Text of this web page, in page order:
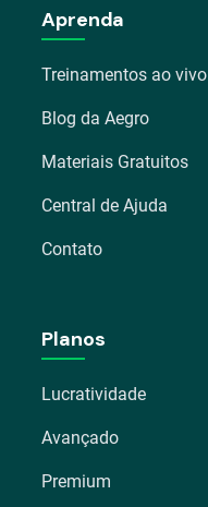
Aprenda
Treinamentos ao vivo
Blog da Aegro
Materiais Gratuitos
Central de Ajuda
Contato
Planos
Lucratividade
Avançado
Premium